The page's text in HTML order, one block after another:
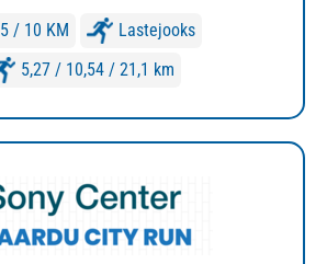
5 / 10 KM
Lastejooks
5,27 / 10,54 / 21,1 km